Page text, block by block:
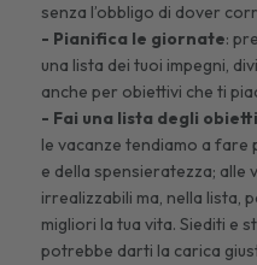
senza l’obbligo di dover
- Pianifica le giornate:
una lista dei tuoi impegni,
anche per obiettivi che ti
- Fai una lista degli
le vacanze tendiamo a fare
e della spensieratezza; alle
irrealizzabili ma, nella lista,
migliori la tua vita. Siediti e
potrebbe darti la carica